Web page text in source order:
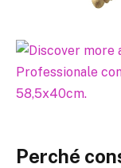
Perché